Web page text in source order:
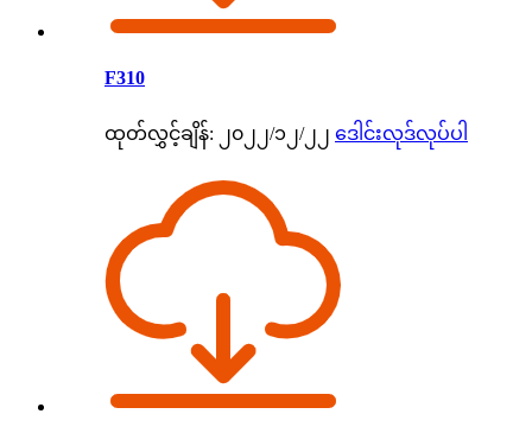
F310
ထုတ်လွှင့်ချိန်: ၂၀၂၂/၁၂/၂၂ ဒေါင်းလုဒ်လုပ်ပါ